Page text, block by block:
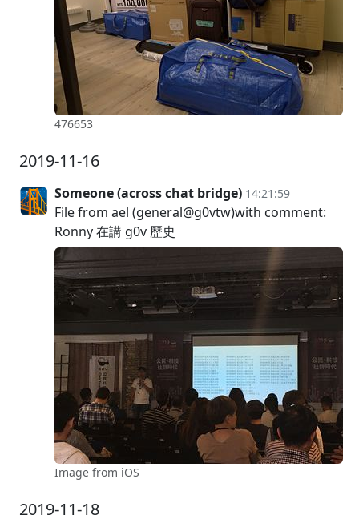
476653
2019-11-16
Someone (across chat bridge) 14:21:59
File from ael (general@g0vtw)with comment:
Ronny 在講 g0v 歷史
Image from iOS
2019-11-18